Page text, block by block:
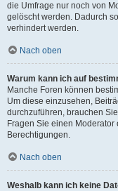
die Umfrage nur noch von
gelöscht werden. Dadurch
verhindert werden.
Nach oben
Warum kann ich auf
Manche Foren können
Um diese einzusehen,
durchzuführen, brauchen
Fragen Sie einen
Berechtigungen.
Nach oben
Weshalb kann ich keine